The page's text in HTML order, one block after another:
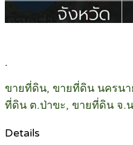
.
ขายที่ดิน, ขายที่ดิน นครน
ที่ดิน ต.ป่าขะ, ขายที่ดิน จ.
Details